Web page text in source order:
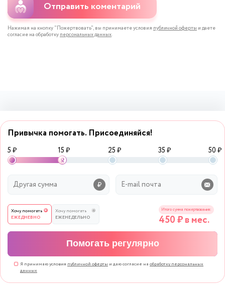
Отправить коментарий
Нажимая на кнопку "Пожертвовать", вы принимаете условия публичной оферты и даете
согласие на обработку персональных данных.
Привычка помогать. Присоединяйся!
5 ₽ 15 ₽ 25 ₽ 35 ₽ 50 ₽
Хочу помогать
ЕЖЕДНЕВНО
Хочу помогать
ЕЖЕНЕДЕЛЬНО
Итого сумма пожертвования:
450₽ в мес.
Помогать регулярно
Я принимаю условия публичной оферты и даю согласие на обработку персональных
данных